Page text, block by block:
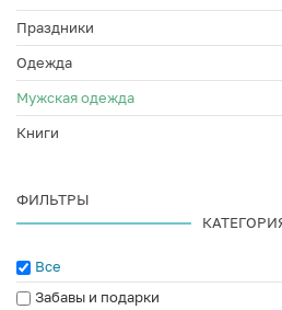
Праздники
Одежда
Мужская одежда
Книги
ФИЛЬТРЫ
Все
Забавы и подарки